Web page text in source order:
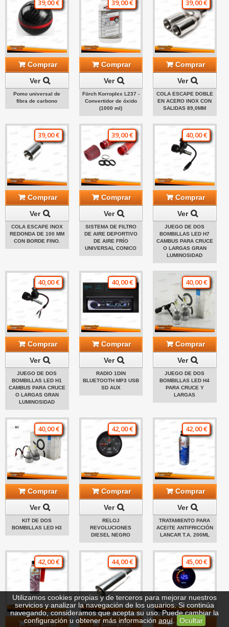
39,00 €
Comprar
Ver
Pomo universal de
fibra de carbono
39,00 €
Comprar
Ver
Förch Korroplex L237 -
Convertidor de óxido
(1000 ml)
39,00 €
Comprar
Ver
COLA ESCAPE DOBLE
EN ACERO INOX CON
SALIDAS 89,0MM
39,00 €
Comprar
Ver
COLA ESCAPE INOX
REDONDA DE 100 MM
CON BORDE FINO.
39,00 €
Comprar
Ver
SISTEMA DE FILTRO
DE AIRE DEPORTIVO
DE AIRE FRÍO
UNIVERSAL CONICO
40,00 €
Comprar
Ver
JUEGO DE DOS
BOMBILLAS LED H7
CAMBUS PARA CRUCE
O LARGAS GRAN
LUMINOSIDAD
40,00 €
Comprar
Ver
JUEGO DE DOS
BOMBILLAS LED H1
CAMBUS PARA CRUCE
O LARGAS GRAN
LUMINOSIDAD
40,00 €
Comprar
Ver
RADIO 1DIN
BLUETOOTH MP3 USB
SD AUX
40,00 €
Comprar
Ver
JUEGO DE DOS
BOMBILLAS LED H4
PARA CRUCE Y
LARGAS
40,00 €
Comprar
Ver
KIT DE DOS
BOMBILLAS LED H3
42,00 €
Comprar
Ver
RELOJ
REVOLUCIONES
DIESEL NEGRO
42,00 €
Comprar
Ver
TRATAMIENTO PARA
ACEITE ANTIFRICCIÓN
LANCAR T.A. 200ML
42,00 €
Comprar
44,00 €
Comprar
45,00 €
Comprar
Utilizamos cookies propias y de terceros para mejorar nuestros
servicios y analizar la navegación de los usuarios. Si continúa
navegando, consideramos que acepta su uso. Puede cambiar la
configuración u obtener más información aquí. Ocultar